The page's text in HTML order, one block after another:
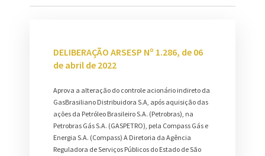
DELIBERAÇÃO ARSESP Nº 1.286, de 06
de abril de 2022
Aprova a alteração do controle acionário indireto da
GasBrasiliano Distribuidora S.A, após aquisição das
ações da Petróleo Brasileiro S.A. (Petrobras), na
Petrobras Gás S.A. (GASPETRO), pela Compass Gás e
Energia S.A. (Compass) A Diretoria da Agência
Reguladora de Serviços Públicos do Estado de São